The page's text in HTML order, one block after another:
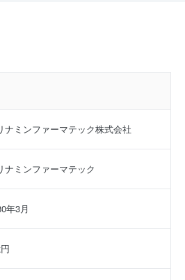
ナミンファーマテック株式会社
ナミンファーマテック
年3月